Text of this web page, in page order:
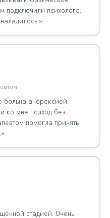
подключили психолога.
больна анорексией.
ко мне подход без
помогла принять
стадией. Очень